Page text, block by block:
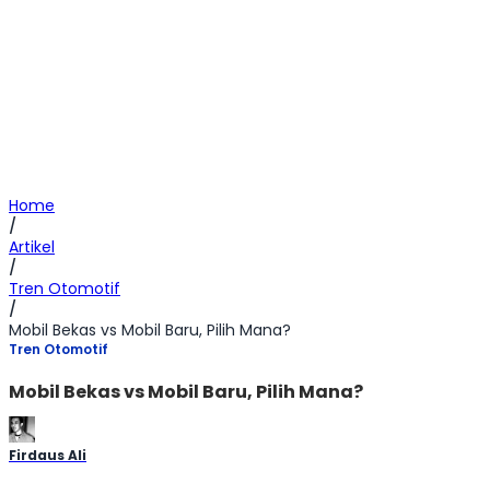
Home
/
Artikel
/
Tren Otomotif
/
Mobil Bekas vs Mobil Baru, Pilih Mana?
Tren Otomotif
Mobil Bekas vs Mobil Baru, Pilih Mana?
Firdaus Ali